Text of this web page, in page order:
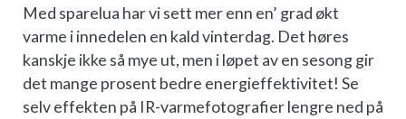
Med sparelua har vi sett mer enn en’ grad økt
varme i innedelen en kald vinterdag. Det høres
kanskje ikke så mye ut, men i løpet av en sesong gir
det mange prosent bedre energieffektivitet! Se
selv effekten på IR-varmefotografier lengre ned på